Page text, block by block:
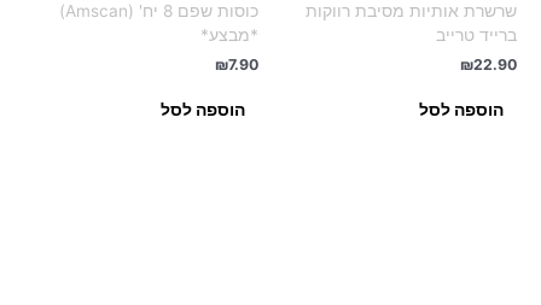
שרשרת אותיות מסיבת רווקות
ברייד טרייב
₪22.90
הוספה לסל
כוסות שפם 8 יח' (Amscan)
*מבצע*
₪7.90
הוספה לסל